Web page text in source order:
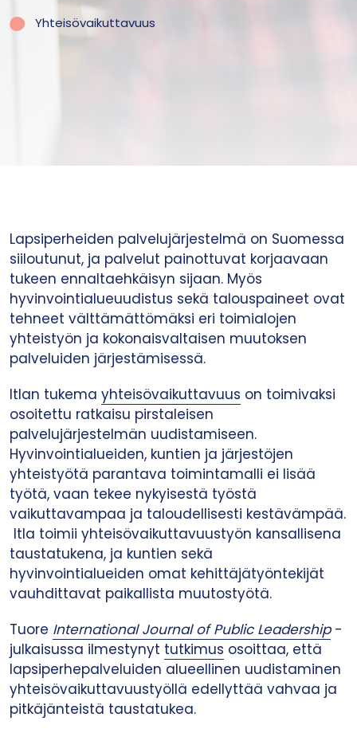
Yhteisövaikuttavuus
Lapsiperheiden palvelujärjestelmä on Suomessa
siiloutunut, ja palvelut painottuvat korjaavaan
tukeen ennaltaehkäisyn sijaan. Myös
hyvinvointialueuudistus sekä talouspaineet ovat
tehneet välttämättömäksi eri toimialojen
yhteistyön ja kokonaisvaltaisen muutoksen
palveluiden järjestämisessä.
Itlan tukema yhteisövaikuttavuus on toimivaksi
osoitettu ratkaisu pirstaleisen
palvelujärjestelmän uudistamiseen.
Hyvinvointialueiden, kuntien ja järjestöjen
yhteistyötä parantava toimintamalli ei lisää
työtä, vaan tekee nykyisestä työstä
vaikuttavampaa ja taloudellisesti kestävämpää.
Itla toimii yhteisövaikuttavuustyön kansallisena
taustatukena, ja kuntien sekä
hyvinvointialueiden omat kehittäjätyöntekijät
vauhdittavat paikallista muutostyötä.
Tuore International Journal of Public Leadership-
julkaisussa ilmestynyt tutkimus osoittaa, että
lapsiperhepalveluiden alueellinen uudistaminen
yhteisövaikuttavuustyöllä edellyttää vahvaa ja
pitkäjänteistä taustatukea.